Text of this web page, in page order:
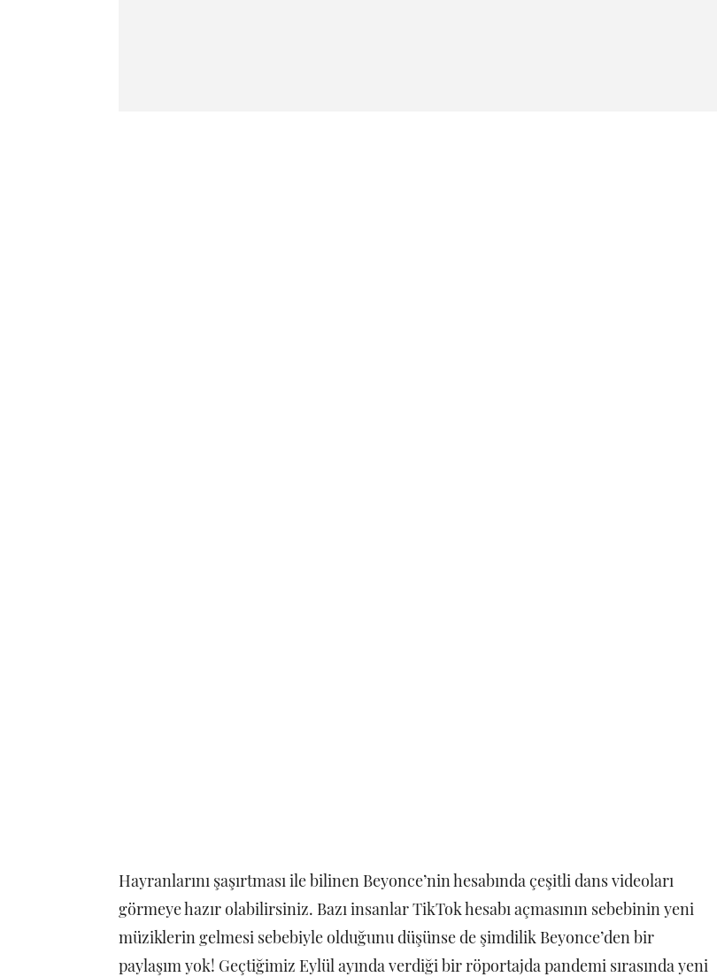
Hayranlarını şaşırtması ile bilinen Beyonce’nin hesabında çeşitli dans videoları
görmeye hazır olabilirsiniz. Bazı insanlar TikTok hesabı açmasının sebebinin yeni
müziklerin gelmesi sebebiyle olduğunu düşünse de şimdilik Beyonce’den bir
paylaşım yok! Geçtiğimiz Eylül ayında verdiği bir röportajda pandemi sırasında yeni